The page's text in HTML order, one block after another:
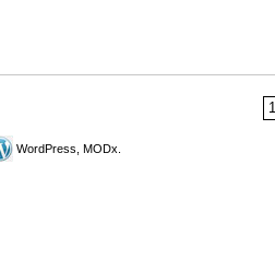
WordPress, MODx.